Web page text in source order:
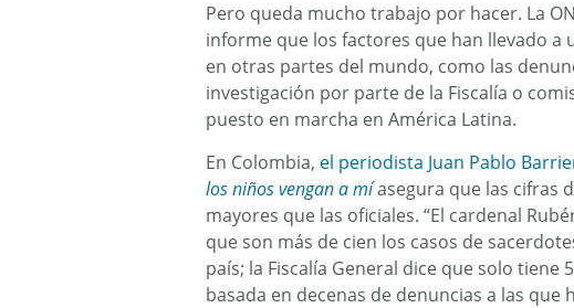
Pero queda mucho trabajo por hacer. La
informe que los factores que han llevado a
en otras partes del mundo, como las
investigación por parte de la Fiscalía o
puesto en marcha en América Latina.
En Colombia, el periodista Juan Pablo
los niños vengan a míasegura que las cifras
mayores que las oficiales. “El cardenal
que son más de cien los casos de
país; la Fiscalía General dice que solo tiene
basada en decenas de denuncias a las